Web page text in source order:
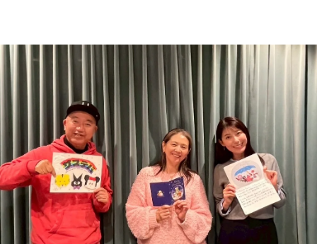
トピックス
TBS Podcast
お知らせ
イベント・グッズ
YouTube
会社情報